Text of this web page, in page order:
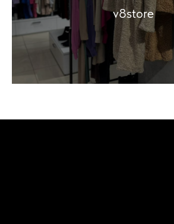
v8store